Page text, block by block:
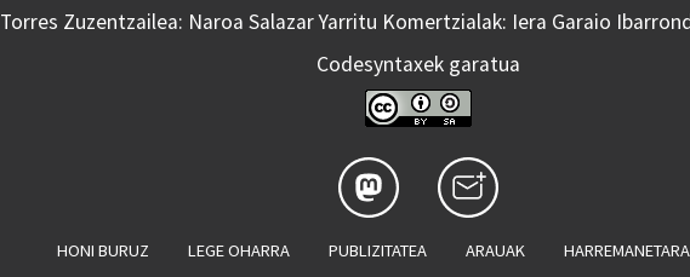
Torres Zuzentzailea: Naroa Salazar Yarritu Komertzialak: Iera Garaio
Codesyntaxek garatua
HONI BURUZ LEGE OHARRA PUBLIZITATEA ARAUAK